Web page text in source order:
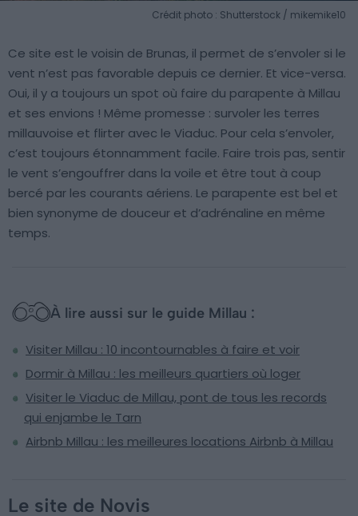
Crédit photo : Shutterstock / mikemike10
Ce site est le voisin de Brunas, il permet de s’envoler si le
vent n’est pas favorable depuis ce dernier. Et vice-versa.
Oui, il y a toujours un spot où faire du parapente à Millau
et ses envions ! Même promesse : survoler les terres
millauvoise et flirter avec le Viaduc. Pour cela s’envoler,
c’est toujours étonnamment facile. Faire trois pas, sentir
le vent s’engouffrer dans la voile et être tout à coup
bercé par les courants aériens. Le parapente est bel et
bien synonyme de douceur et d’adrénaline en même
temps.
À lire aussi sur le guide Millau :
Visiter Millau : 10 incontournables à faire et voir
Dormir à Millau : les meilleurs quartiers où loger
Visiter le Viaduc de Millau, pont de tous les records
qui enjambe le Tarn
Airbnb Millau : les meilleures locations Airbnb à Millau
Le site de Novis